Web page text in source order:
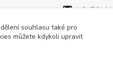
souhlasu také pro
můžete kdykoli upravit